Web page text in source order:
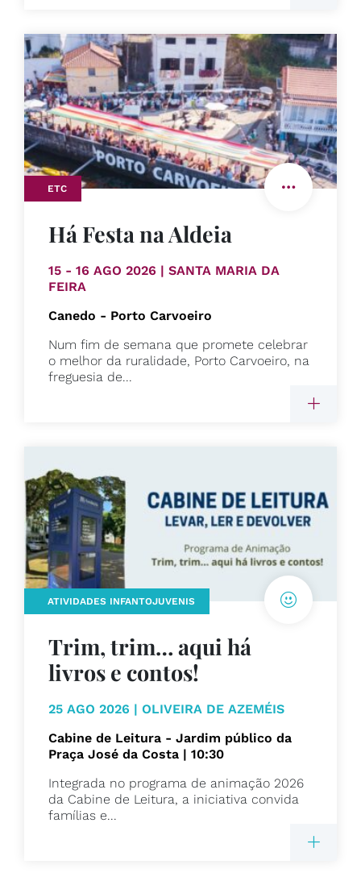
ETC
Há Festa na Aldeia
15 - 16 AGO 2026 | SANTA MARIA DA
FEIRA
Canedo - Porto Carvoeiro
Num fim de semana que promete celebrar
o melhor da ruralidade, Porto Carvoeiro, na
freguesia de...
ATIVIDADES INFANTOJUVENIS
Trim, trim… aqui há
livros e contos!
25 AGO 2026 | OLIVEIRA DE AZEMÉIS
Cabine de Leitura - Jardim público da
Praça José da Costa | 10:30
Integrada no programa de animação 2026
da Cabine de Leitura, a iniciativa convida
famílias e...